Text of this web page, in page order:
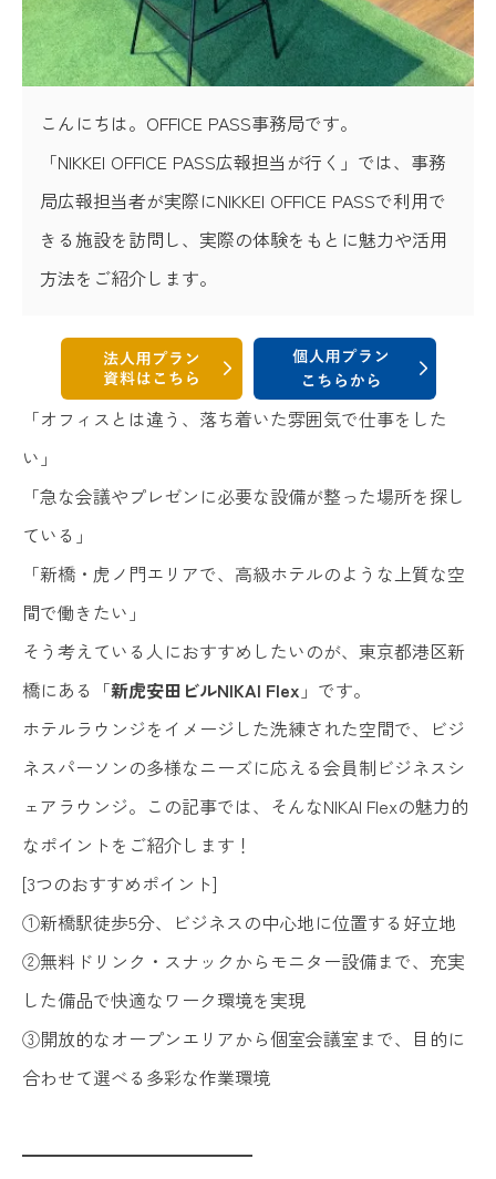
こんにちは。OFFICE PASS事務局です。
「NIKKEI OFFICE PASS広報担当が行く」では、事務
局広報担当者が実際にNIKKEI OFFICE PASSで利用で
きる施設を訪問し、実際の体験をもとに魅力や活用
方法をご紹介します。
「オフィスとは違う、落ち着いた雰囲気で仕事をした
い」
「急な会議やプレゼンに必要な設備が整った場所を探し
ている」
「新橋・虎ノ門エリアで、高級ホテルのような上質な空
間で働きたい」
そう考えている人におすすめしたいのが、東京都港区新
橋にある「新虎安田ビルNIKAI Flex 」です。
ホテルラウンジをイメージした洗練された空間で、ビジ
ネスパーソンの多様なニーズに応える会員制ビジネスシ
ェアラウンジ。この記事では、そんなNIKAI Flexの魅力的
なポイントをご紹介します！
[3つのおすすめポイント]
①新橋駅徒歩5分、ビジネスの中心地に位置する好立地
②無料ドリンク・スナックからモニター設備まで、充実
した備品で快適なワーク環境を実現
③開放的なオープンエリアから個室会議室まで、目的に
合わせて選べる多彩な作業環境
━━━━━━━━━━━━━